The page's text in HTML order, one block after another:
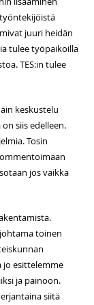
juuri heidän
tulee työpaikoilla
TES:in tulee
keskustelu
siis edelleen.
Tosin
jos vaikka
toinen
jo esittelemme
ja painoon.
siitä